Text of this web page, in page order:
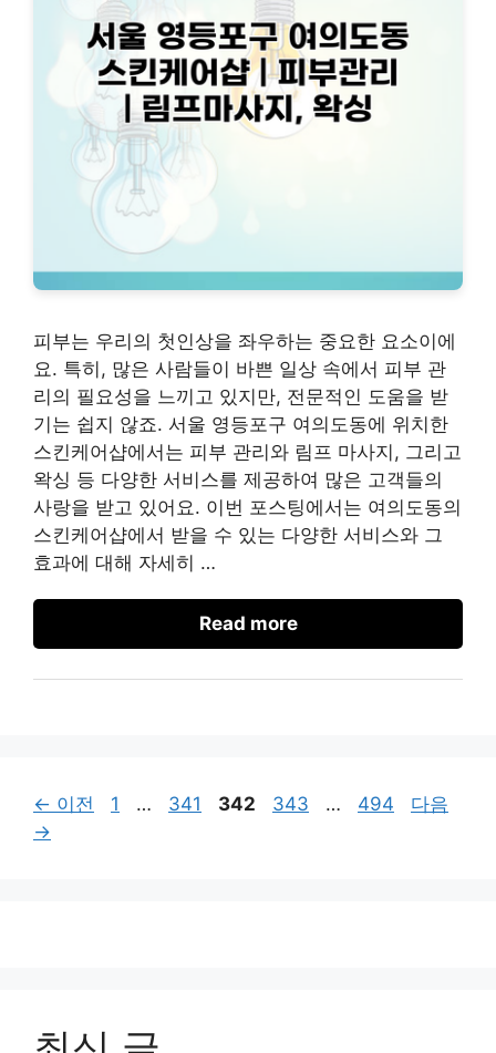
피부는 우리의 첫인상을 좌우하는 중요한 요소이에
요. 특히, 많은 사람들이 바쁜 일상 속에서 피부 관
리의 필요성을 느끼고 있지만, 전문적인 도움을 받
기는 쉽지 않죠. 서울 영등포구 여의도동에 위치한
스킨케어샵에서는 피부 관리와 림프 마사지, 그리고
왁싱 등 다양한 서비스를 제공하여 많은 고객들의
사랑을 받고 있어요. 이번 포스팅에서는 여의도동의
스킨케어샵에서 받을 수 있는 다양한 서비스와 그
효과에 대해 자세히 …
Read more
← 이전
페
1 …
페
341
페
342
페
343 …
페
494
다음
→